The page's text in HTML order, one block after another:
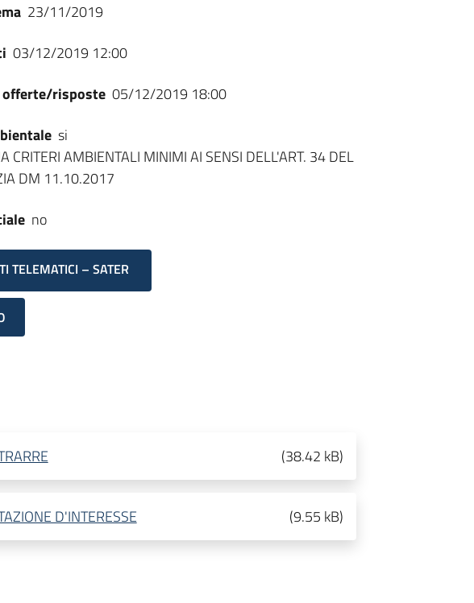
23/11/2019
03/12/2019 12:00
offerte/risposte 05/12/2019 18:00
si
CRITERI AMBIENTALI MINIMI AI SENSI DELL'ART. 34 DEL
DM 11.10.2017
no
TELEMATICI – SATER
(38.42 kB)
D'INTERESSE (9.55 kB)